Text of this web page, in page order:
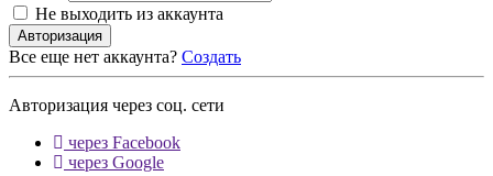
Не выходить из аккаунта
Авторизация
Все еще нет аккаунта? Создать
Авторизация через соц. сети
через Facebook
через Google